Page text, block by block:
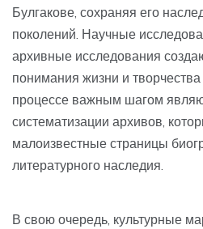
Булгакове, сохраняя его
поколений. Научные
архивные исследования
понимания жизни и
процессе важным шагом
систематизации архивов,
малоизвестные страницы
литературного наследия.
В свою очередь, культурные